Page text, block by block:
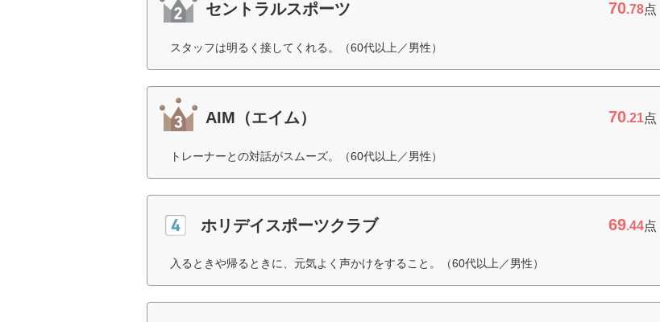
セントラルスポーツ 70.78点
スタッフは明るく接してくれる。（60代以上／男性）
AIM（エイム） 70.21点
トレーナーとの対話がスムーズ。（60代以上／男性）
ホリデイスポーツクラブ 69.44点
入るときや帰るときに、元気よく声かけをすること。（60代以上／男性）